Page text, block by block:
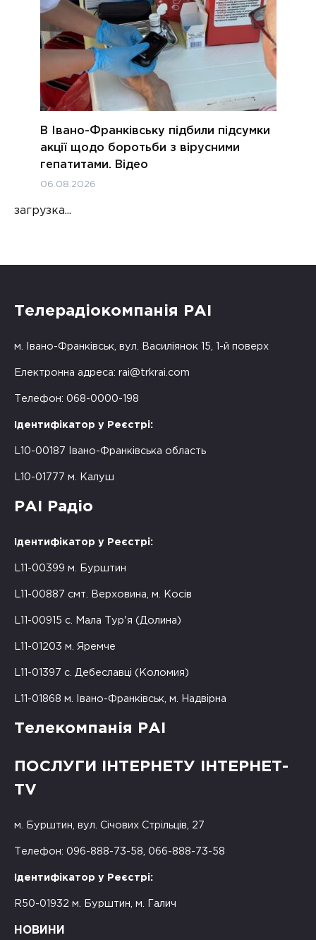
В Івано-Франківську підбили підсумки
акції щодо боротьби з вірусними
гепатитами. Відео
06.08.2026
загрузка...
Телерадіокомпанія РАІ
м. Івано-Франківськ, вул. Василіянок 15, 1-й поверх
Електронна адреса: rai@trkrai.com
Телефон: 068-0000-198
Ідентифікатор у Реєстрі:
L10-00187 Івано-Франківська область
L10-01777 м. Калуш
РАІ Радіо
Ідентифікатор у Реєстрі:
L11-00399 м. Бурштин
L11-00887 смт. Верховина, м. Косів
L11-00915 с. Мала Тур'я (Долина)
L11-01203 м. Яремче
L11-01397 с. Дебеславці (Коломия)
L11-01868 м. Івано-Франківськ, м. Надвірна
Телекомпанія РАІ
ПОСЛУГИ ІНТЕРНЕТУ ІНТЕРНЕТ-
TV
м. Бурштин, вул. Січових Стрільців, 27
Телефон: 096-888-73-58, 066-888-73-58
Ідентифікатор у Реєстрі:
R50-01932 м. Бурштин, м. Галич
НОВИНИ